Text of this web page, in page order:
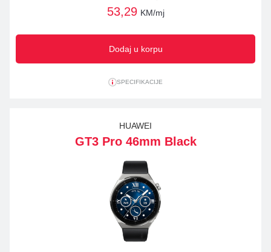
53,29 KM/mj
Dodaj u korpu
SPECIFIKACIJE
HUAWEI
GT3 Pro 46mm Black